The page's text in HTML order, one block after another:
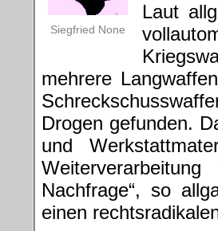
Siegfried None
Laut
mehrere
Drogen gefunden.
und
Nachfrage“, so
einen